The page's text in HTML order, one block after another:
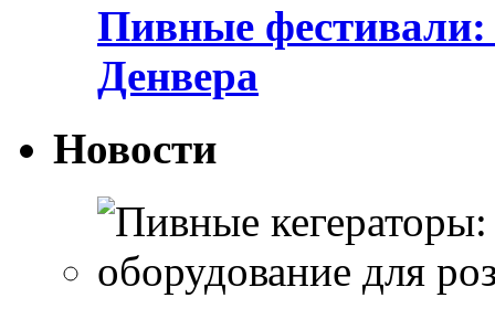
Пивные фестивали:
Денвера
Новости